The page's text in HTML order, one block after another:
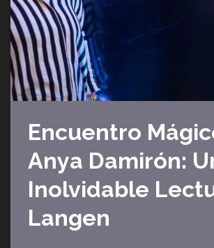
Encuentro
Anya Damirón:
Inolvidable
Langen